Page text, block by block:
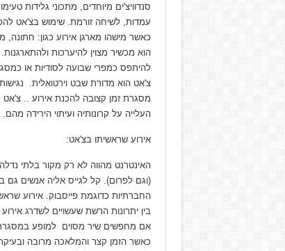
סנדוויצ'ים מיוחדים, מתכוני גלידות
עמדות, לשיחה זורמת. שימוש בצ'אט
כאשר מישהו מארגן אירוע כגון:
הוא מכשיר מצוין להיערכות
להיתפס כמפרי שבועה לסודיות או
צ'אט הוא מדורת שבט וירטואלית.
מסגרת זמן קצובה להכנת אירוע ..
העלייה על קרונותיה ועיתוי הירידה
אירוע שראשיתו בצ'אט:
האינטרנט מהווה לא רק מקור בלתי
(וגם לפרום). קל לגייס אליה אנשים
החברתיות כדוגמת פייסבוק. אירוע
בין יתרונות הרשת שעשויים לשדרג
אם מחפשים שיר מסוים למופע במסגרת
כאשר הזמן קצר והמלאכה מרובה